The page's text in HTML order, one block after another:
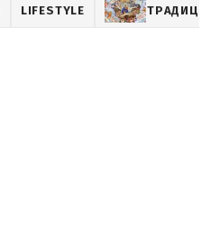
LIFESTYLE ТРАДИЦІЇ